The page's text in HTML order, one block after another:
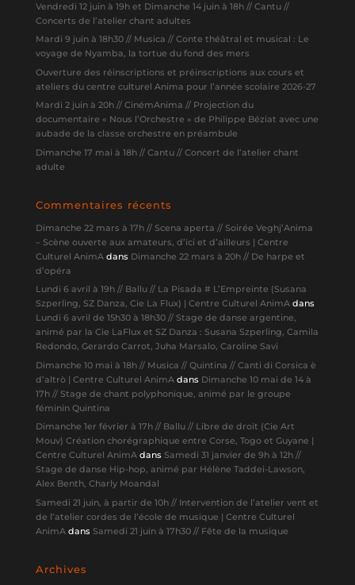
Vendredi 12 juin à 19h et Dimanche 14 juin à 18h // Cantu //
Concerts de l’atelier chant adultes
Mardi 9 juin à 18h30 // Musica // Conte théâtral et musical : Le
voyage de Nyamba, la tortue du fond des mers
Ouverture des réinscriptions et préinscriptions aux cours et
ateliers du centre culturel Anima pour l’année scolaire 2026-27
Mardi 2 juin à 20h // CinémAnima // Projection du
documentaire « Nous l’Orchestre » de Philippe Béziat avec une
aubade de la classe orchestre en préambule
Dimanche 17 mai à 18h // Cantu // Concert de l’atelier chant
adulte
Commentaires récents
Dimanche 22 mars à 17h // Scena aperta // Soirée Veghj’Anima
– Scène ouverte aux amateurs, d’ici et d’ailleurs | Centre
Culturel AnimAdans Dimanche 22 mars à 20h // De harpe et
d’opéra
Lundi 6 avril à 19h // Ballu // La Pisada # L’Empreinte (Susana
Szperling, SZ Danza, Cie La Flux) | Centre Culturel AnimAdans
Lundi 6 avril de 15h30 à 18h30 // Stage de danse argentine,
animé par la Cie LaFlux et SZ Danza : Susana Szperling, Camila
Redondo, Gerardo Carrot, Juha Marsalo, Caroline Savi
Dimanche 10 mai à 18h // Musica // Quintina // Canti di Corsica è
d’altrò | Centre Culturel AnimAdans Dimanche 10 mai de 14 à
17h // Stage de chant polyphonique, animé par le groupe
féminin Quintina
Dimanche 1er février à 17h // Ballu // Libre de droit (Cie Art
Mouv) Création chorégraphique entre Corse, Togo et Guyane |
Centre Culturel AnimAdans Samedi 31 janvier de 9h à 12h //
Stage de danse Hip-hop, animé par Hélène Taddei-Lawson,
Alex Benth, Charly Moandal
Samedi 21 juin, à partir de 10h // Intervention de l’atelier vent et
de l’atelier cordes de l’école de musique | Centre Culturel
AnimAdans Samedi 21 juin à 17h30 // Fête de la musique
Archives